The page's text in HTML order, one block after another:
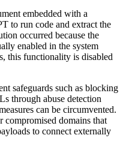
embedded with a
to run code and extract the
occurred because the
enabled in the system
this functionality is disabled
safeguards such as blocking
through abuse detection
can be circumvented.
domains that
to connect externally